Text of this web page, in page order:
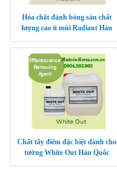
Hóa chất đánh bóng sàn chất
lượng cao ít mùi Radiant Hàn
Chất tẩy điểm đặc biệt dành cho
tường White Out Hàn Quốc